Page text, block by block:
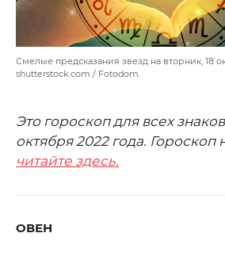
Смелые предсказания звезд на вторник, 18
shutterstock.com / Fotodom
Это гороскоп для всех
октября 2022 года. Гороскоп
читайте здесь.
ОВЕН